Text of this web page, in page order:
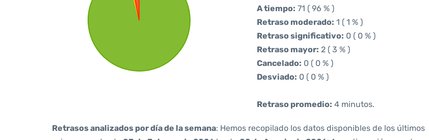
A tiempo: 71 ( 96 % )
Retraso moderado: 1 ( 1 % )
Retraso significativo: 0 ( 0 % )
Retraso mayor: 2 ( 3 % )
Cancelado: 0 ( 0 % )
Desviado: 0 ( 0 % )
Retraso promedio: 4 minutos.
Retrasos analizados por día de la semana: Hemos recopilado los datos disponibles de los últimos